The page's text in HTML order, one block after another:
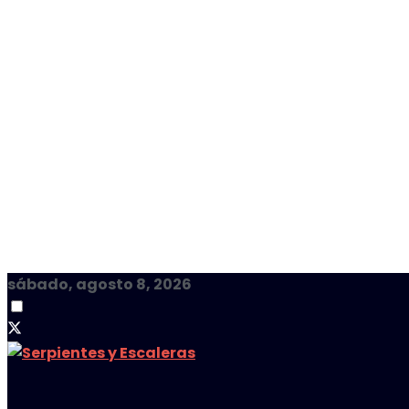
sábado, agosto 8, 2026